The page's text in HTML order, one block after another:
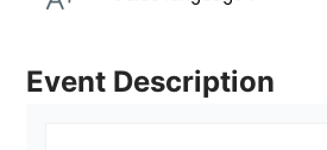
Event Description